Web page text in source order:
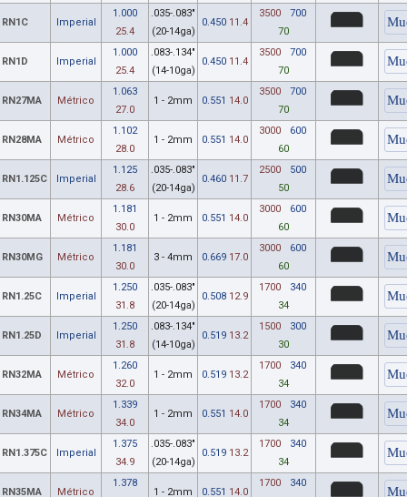
RN1C Imperial
1.000
25.4
.035-.083"
(20-14ga)
0.450 11.4
3500
700
70
RN1D Imperial
1.000
25.4
.083-.134"
(14-10ga)
0.450 11.4
3500
700
70
RN27MA Métrico
1.063
27.0
1 - 2mm 0.551 14.0
3500
700
70
RN28MA Métrico
1.102
28.0
1 - 2mm 0.551 14.0
3000
600
60
RN1.125C Imperial
1.125
28.6
.035-.083"
(20-14ga)
0.460 11.7
2500
500
50
RN30MA Métrico
1.181
30.0
1 - 2mm 0.551 14.0
3000
600
60
RN30MG Métrico
1.181
30.0
3 - 4mm 0.669 17.0
3000
600
60
RN1.25C Imperial
1.250
31.8
.035-.083"
(20-14ga)
0.508 12.9
1700
340
34
RN1.25D Imperial
1.250
31.8
.083-.134"
(14-10ga)
0.519 13.2
1500
300
30
RN32MA Métrico
1.260
32.0
1 - 2mm 0.519 13.2
1700
340
34
RN34MA Métrico
1.339
34.0
1 - 2mm 0.551 14.0
1700
340
34
RN1.375C Imperial
1.375
34.9
.035-.083"
(20-14ga)
0.519 13.2
1700
340
34
RN35MA Métrico
1.378
1 - 2mm 0.551 14.0
1700
340